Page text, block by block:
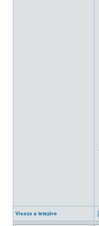
Vissza a tetejére